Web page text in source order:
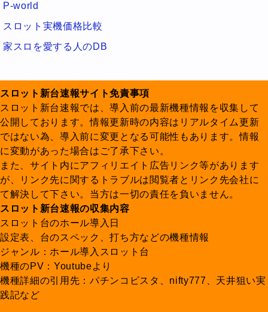
P-world
スロット実機価格比較
家スロを愛する人のDB
スロット新台速報サイト免責事項
スロット新台速報では、導入前の最新機種情報を収集して
公開しております。情報更新時の内容はリアルタイム更新
ではない為、導入前に変更となる可能性もあります。情報
に変動があった場合はご了承下さい。
また、サイト内にアフィリエイト広告リンク等があります
が、リンク先に関するトラブルは閲覧者とリンク先会社に
て解決して下さい。当方は一切の責任を負いません。
スロット新台速報の収集内容
スロット台のホール導入日
設定表、台のスペック、打ち方などの機種情報
ジャンル：ホール導入スロット台
機種のPV：Youtubeより
機種詳細の引用先：パチンコビスタ、nifty777、天井狙い実
践記など